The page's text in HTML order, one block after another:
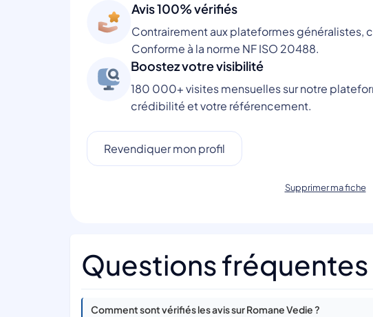
Avis 100% vérifiés
Contrairement aux plateformes généralistes,
Conforme à la norme NF ISO 20488.
Boostez votre visibilité
180 000+ visites mensuelles sur notre
crédibilité et votre référencement.
Revendiquer mon profil
Supprimer ma fiche
Questions fréquentes
Comment sont vérifiés les avis sur Romane Vedie ?